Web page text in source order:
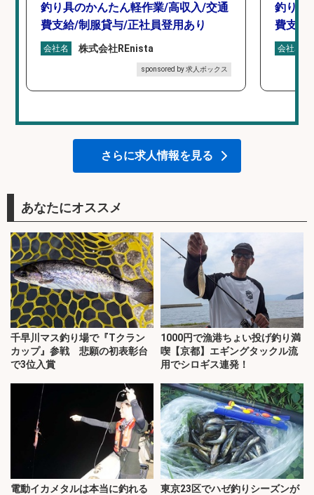
釣り具のかんたん軽作業/高収入/交通
費支給/制服貸与/正社員登用あり
会社名 株式会社REnista
sponsored by 求人ボックス
釣り具
費支給
会社名
さらに求人情報を見る
あなたにオススメ
千早川マス釣り場で『Tクラン
カップ』参戦 悲願の初表彰台
で3位入賞
1000円で漁港ちょい投げ釣り満
喫【京都】エギングタックル流
用でシロギス連発！
電動イカメタルは本当に釣れる
東京23区でハゼ釣りシーズンが